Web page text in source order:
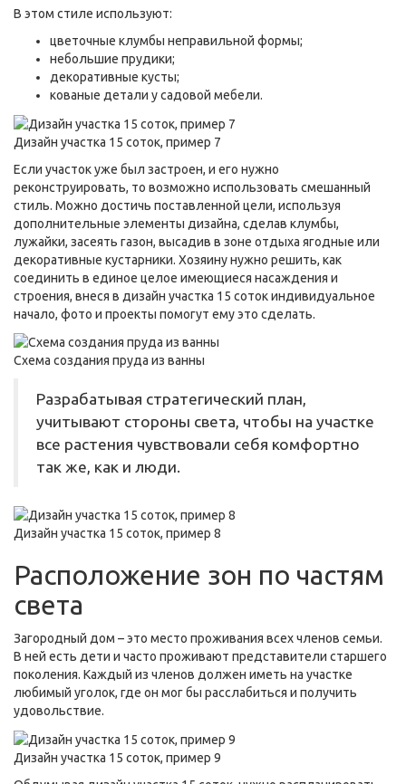
В этом стиле используют:
цветочные клумбы неправильной формы;
небольшие прудики;
декоративные кусты;
кованые детали у садовой мебели.
Дизайн участка 15 соток, пример 7
Если участок уже был застроен, и его нужно
реконструировать, то возможно использовать смешанный
стиль. Можно достичь поставленной цели, используя
дополнительные элементы дизайна, сделав клумбы,
лужайки, засеять газон, высадив в зоне отдыха ягодные или
декоративные кустарники. Хозяину нужно решить, как
соединить в единое целое имеющиеся насаждения и
строения, внеся в дизайн участка 15 соток индивидуальное
начало, фото и проекты помогут ему это сделать.
Схема создания пруда из ванны
Разрабатывая стратегический план,
учитывают стороны света, чтобы на участке
все растения чувствовали себя комфортно
так же, как и люди.
Дизайн участка 15 соток, пример 8
Расположение зон по частям
света
Загородный дом – это место проживания всех членов семьи.
В ней есть дети и часто проживают представители старшего
поколения. Каждый из членов должен иметь на участке
любимый уголок, где он мог бы расслабиться и получить
удовольствие.
Дизайн участка 15 соток, пример 9